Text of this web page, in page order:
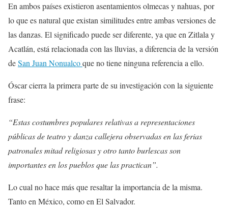
En ambos países existieron asentamientos olmecas y nahuas, por
lo que es natural que existan similitudes entre ambas versiones de
las danzas. El significado puede ser diferente, ya que en Zitlala y
Acatlán, está relacionada con las lluvias, a diferencia de la versión
deSan Juan Nonualcoque no tiene ninguna referencia a ello.
Óscar cierra la primera parte de su investigación con la siguiente
frase:
“Estas costumbres populares relativas a representaciones
públicas de teatro y danza callejera observadas en las ferias
patronales mitad religiosas y otro tanto burlescas son
importantes en los pueblos que las practican”.
Lo cual no hace más que resaltar la importancia de la misma.
Tanto en México, como en El Salvador.